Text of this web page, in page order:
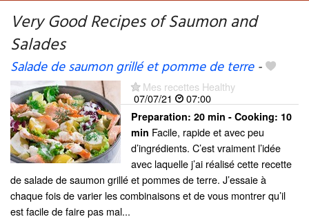
Very Good Recipes of Saumon and
Salades
Salade de saumon grillé et pomme de terre-
Mes recettes Healthy
07/07/21
07:00
Preparation: 20 min - Cooking: 10
min Facile, rapide et avec peu
d’ingrédients. C’est vraiment l’idée
avec laquelle j’ai réalisé cette recette
de salade de saumon grillé et pommes de terre. J’essaie à
chaque fois de varier les combinaisons et de vous montrer qu’il
est facile de faire pas mal...